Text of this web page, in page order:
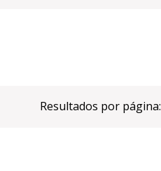
Resultados por página: